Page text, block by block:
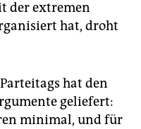
der extremen
hat, droht
hat den
geliefert:
minimal, und für